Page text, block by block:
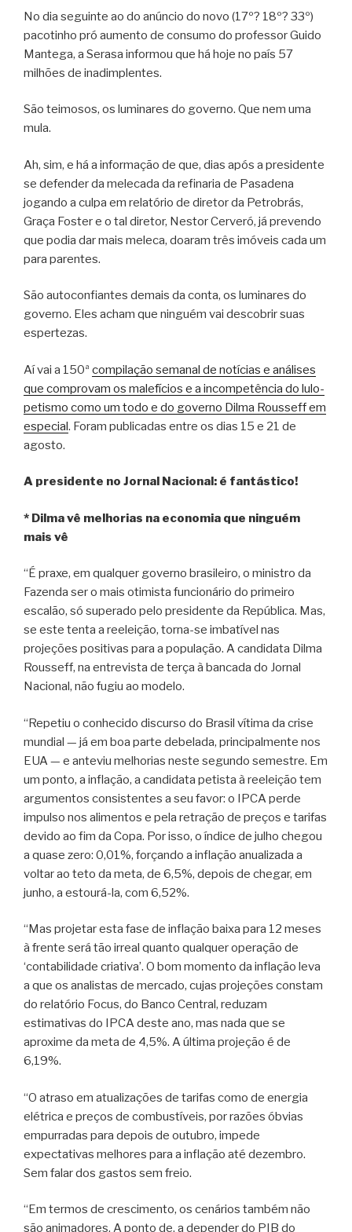
No dia seguinte ao do anúncio do novo (17º? 18º? 33º)
pacotinho pró aumento de consumo do professor Guido
Mantega, a Serasa informou que há hoje no país 57
milhões de inadimplentes.
São teimosos, os luminares do governo. Que nem uma
mula.
Ah, sim, e há a informação de que, dias após a presidente
se defender da melecada da refinaria de Pasadena
jogando a culpa em relatório de diretor da Petrobrás,
Graça Foster e o tal diretor, Nestor Cerveró, já prevendo
que podia dar mais meleca, doaram três imóveis cada um
para parentes.
São autoconfiantes demais da conta, os luminares do
governo. Eles acham que ninguém vai descobrir suas
espertezas.
Aí vai a 150ª compilação semanal de notícias e análises
que comprovam os malefícios e a incompetência do lulo-
petismo como um todo e do governo Dilma Rousseff em
especial. Foram publicadas entre os dias 15 e 21 de
agosto.
A presidente no Jornal Nacional: é fantástico!
* Dilma vê melhorias na economia que ninguém
mais vê
“É praxe, em qualquer governo brasileiro, o ministro da
Fazenda ser o mais otimista funcionário do primeiro
escalão, só superado pelo presidente da República. Mas,
se este tenta a reeleição, torna-se imbatível nas
projeções positivas para a população. A candidata Dilma
Rousseff, na entrevista de terça à bancada do Jornal
Nacional, não fugiu ao modelo.
“Repetiu o conhecido discurso do Brasil vítima da crise
mundial — já em boa parte debelada, principalmente nos
EUA — e anteviu melhorias neste segundo semestre. Em
um ponto, a inflação, a candidata petista à reeleição tem
argumentos consistentes a seu favor: o IPCA perde
impulso nos alimentos e pela retração de preços e tarifas
devido ao fim da Copa. Por isso, o índice de julho chegou
a quase zero: 0,01%, forçando a inflação anualizada a
voltar ao teto da meta, de 6,5%, depois de chegar, em
junho, a estourá-la, com 6,52%.
“Mas projetar esta fase de inflação baixa para 12 meses
à frente será tão irreal quanto qualquer operação de
‘contabilidade criativa’. O bom momento da inflação leva
a que os analistas de mercado, cujas projeções constam
do relatório Focus, do Banco Central, reduzam
estimativas do IPCA deste ano, mas nada que se
aproxime da meta de 4,5%. A última projeção é de
6,19%.
“O atraso em atualizações de tarifas como de energia
elétrica e preços de combustíveis, por razões óbvias
empurradas para depois de outubro, impede
expectativas melhores para a inflação até dezembro.
Sem falar dos gastos sem freio.
“Em termos de crescimento, os cenários também não
são animadores. A ponto de, a depender do PIB do